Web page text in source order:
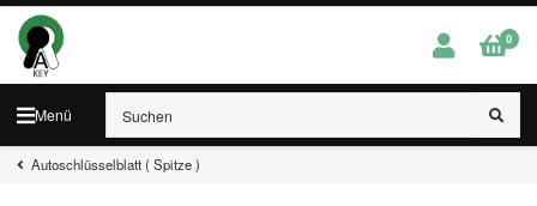
Menü
0
Autoschlüsselblatt ( Spitze )